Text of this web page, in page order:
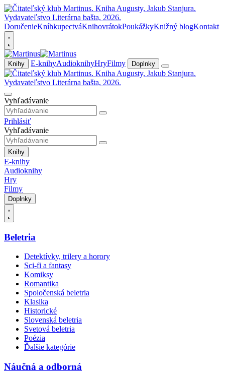
DoručenieKníhkupectváKnihovrátokPoukážkyKnižný blogKontakt
Knihy E-knihyAudioknihyHryFilmy Doplnky
Vyhľadávanie
Prihlásiť
Vyhľadávanie
Knihy
E-knihy
Audioknihy
Hry
Filmy
Doplnky
Beletria
Detektívky, trilery a horory
Sci-fi a fantasy
Komiksy
Romantika
Spoločenská beletria
Klasika
Historické
Slovenská beletria
Svetová beletria
Poézia
Ďalšie kategórie
Náučná a odborná